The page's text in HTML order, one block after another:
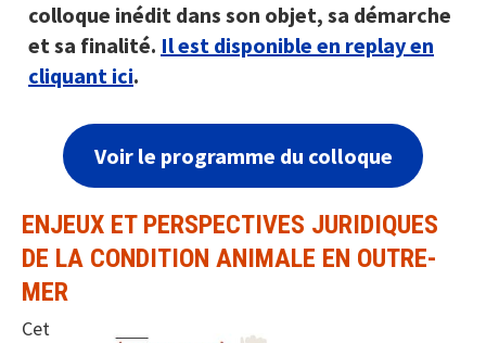
colloque inédit dans son objet, sa démarche
et sa finalité. Il est disponible en replay en
cliquant ici.
Voir le programme du colloque
ENJEUX ET PERSPECTIVES JURIDIQUES
DE LA CONDITION ANIMALE EN OUTRE-
MER
Cet